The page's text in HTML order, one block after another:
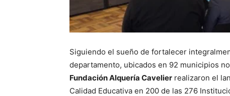
Siguiendo el sueño de fortalecer
departamento, ubicados en 92 municipios
Fundación Alquería Cavelier realizaron el
Calidad Educativa en 200 de las 276